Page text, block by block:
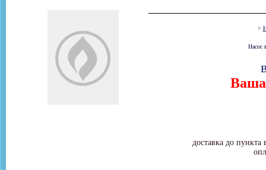
>
Насос
Ваша
доставка до